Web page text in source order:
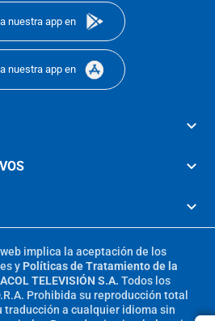
nuestra app en
nuestra app en
implica la aceptación de los
y Políticas de Tratamiento de la
TELEVISIÓN S.A. Todos los
Prohibida su reproducción total
traducción a cualquier idioma sin